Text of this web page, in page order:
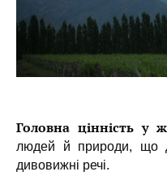
Головна цінність у
людей й природи, що
дивовижні речі.